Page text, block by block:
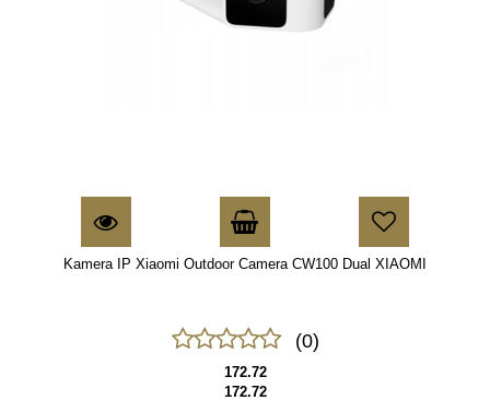
Kamera IP Xiaomi Outdoor Camera CW100 Dual XIAOMI
(0)
172.72
172.72